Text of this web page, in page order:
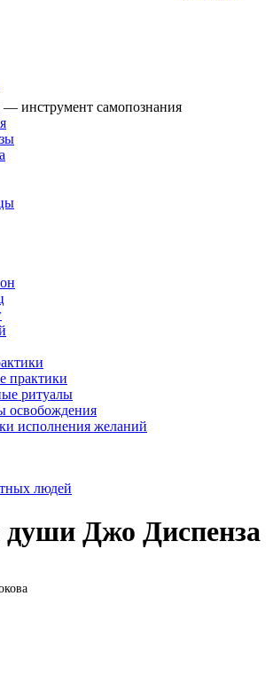
инструмент самопознания
практики
ритуалы
освобождения
исполнения желаний
людей
Джо Диспенза